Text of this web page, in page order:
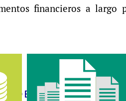
financieros a largo
DESCARGA